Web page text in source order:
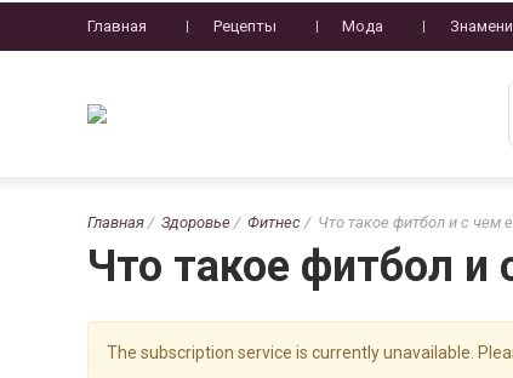
Главная Рецепты Мода
Главная Здоровье Фитнес Что такое фитбол и с чем
Что такое фитбол и
The subscription service is currently unavailable.